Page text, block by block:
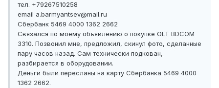
тел. +79267510258
email a.barmyantsev@mail.ru
Сбербанк 5469 4000 1362 2662
Связался по моему объявлению о покупке OLT BDCOM
3310. Позвонил мне, предложил, скинул фото, сделанные
пару часов назад. Сам технически подкован,
разбирается в оборудовании.
Деньги были пересланы на карту Сбербанка 5469 4000
1362 2662.